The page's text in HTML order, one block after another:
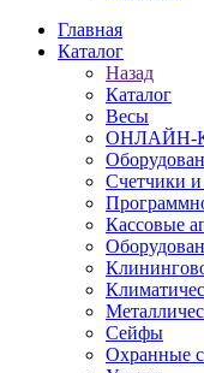
Главная
Каталог
Назад
Каталог
Весы
ОНЛАЙН-
Счетчики и
Кассовые
Сейфы
Охранные